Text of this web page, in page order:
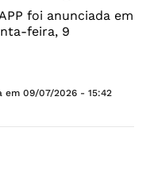
foi anunciada em
feira, 9
em 09/07/2026 - 15:42